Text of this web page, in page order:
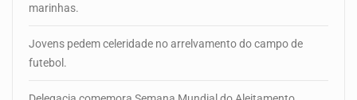
marinhas.
Jovens pedem celeridade no arrelvamento do campo de
futebol.